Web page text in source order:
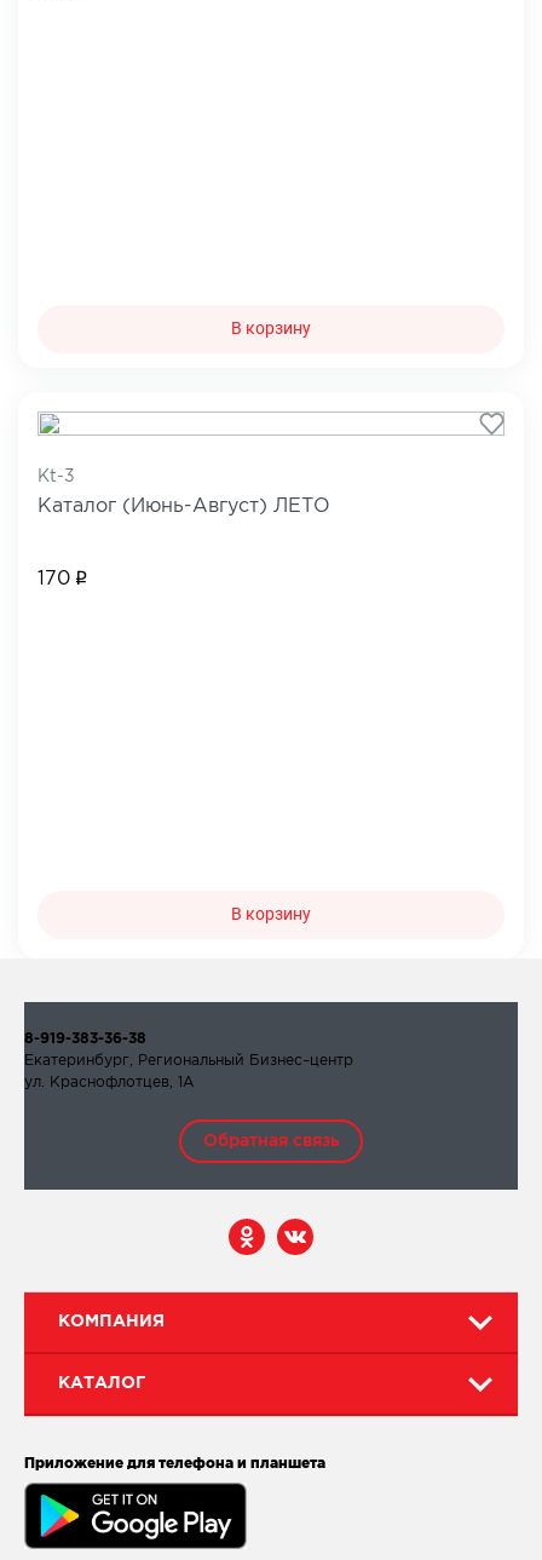
В корзину
Kt-3
Каталог (Июнь-Август) ЛЕТО
170
В корзину
КОМПАНИЯ
КАТАЛОГ
Приложение для телефона и планшета
8-919-383-36-38
Екатеринбург, Региональный Бизнес–центр
ул. Краснофлотцев, 1А
Обратная связь